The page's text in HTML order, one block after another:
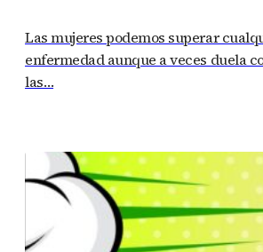
Las mujeres podemos superar
enfermedad aunque a veces duela
las…